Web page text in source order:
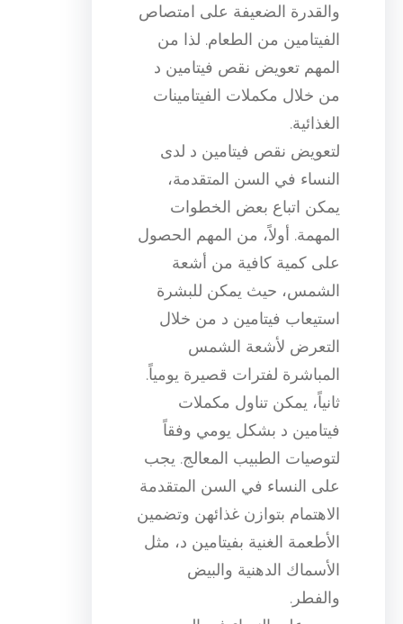
والقدرة الضعيفة على امتصاص
الفيتامين من الطعام. لذا من
المهم تعويض نقص فيتامين د
من خلال مكملات الفيتامينات
الغذائية.
لتعويض نقص فيتامين د لدى
النساء في السن المتقدمة،
يمكن اتباع بعض الخطوات
المهمة. أولاً، من المهم الحصول
على كمية كافية من أشعة
الشمس، حيث يمكن للبشرة
استيعاب فيتامين د من خلال
التعرض لأشعة الشمس
المباشرة لفترات قصيرة يومياً.
ثانياً، يمكن تناول مكملات
فيتامين د بشكل يومي وفقاً
لتوصيات الطبيب المعالج. يجب
على النساء في السن المتقدمة
الاهتمام بتوازن غذائهن وتضمين
الأطعمة الغنية بفيتامين د، مثل
الأسماك الدهنية والبيض
والفطر.